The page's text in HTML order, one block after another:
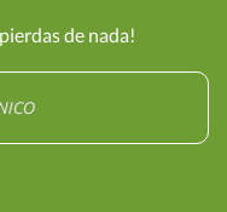
de nada!